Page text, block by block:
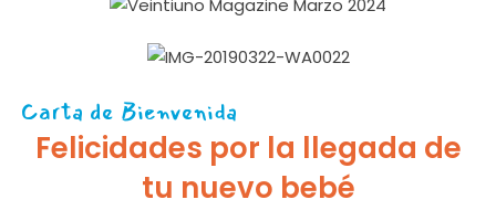
Carta de Bienvenida
Felicidades por la llegada de
tu nuevo bebé